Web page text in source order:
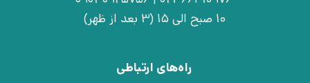
10 صبح الی 15 (3 بعد از ظهر)
راه‌های ارتباطی